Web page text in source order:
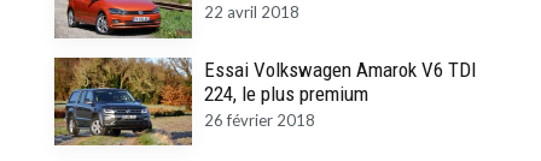
22 avril 2018
Essai Volkswagen Amarok V6 TDI
224, le plus premium
26 février 2018